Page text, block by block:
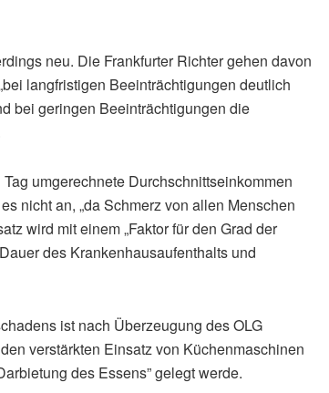
neu. Die Frankfurter Richter gehen davon
langfristigen Beeinträchtigungen deutlich
bei geringen Beeinträchtigungen die
umgerechnete Durchschnittseinkommen
nicht an, „da Schmerz von allen Menschen
wird mit einem „Faktor für den Grad der
des Krankenhausaufenthalts und
ist nach Überzeugung des OLG
verstärkten Einsatz von Küchenmaschinen
des Essens” gelegt werde.